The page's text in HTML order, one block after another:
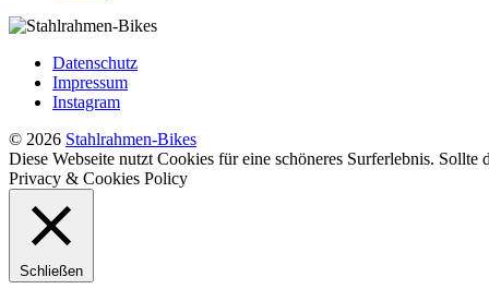
Datenschutz
Impressum
Instagram
© 2026 Stahlrahmen-Bikes
Diese Webseite nutzt Cookies für eine schöneres Surferlebnis.
Privacy & Cookies Policy
Schließen